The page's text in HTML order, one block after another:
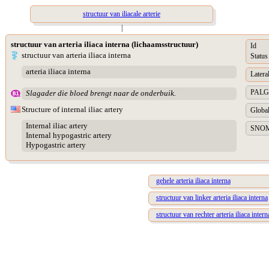
structuur van iliacale arterie
|
structuur van arteria iliaca interna (lichaamsstructuur)
structuur van arteria iliaca interna
arteria iliaca interna
Slagader die bloed brengt naar de onderbuik.
Structure of internal iliac artery
Internal iliac artery
Internal hypogastric artery
Hypogastric artery
Id
Status
gehele arteria iliaca interna
structuur van linker arteria iliaca interna
structuur van rechter arteria iliaca